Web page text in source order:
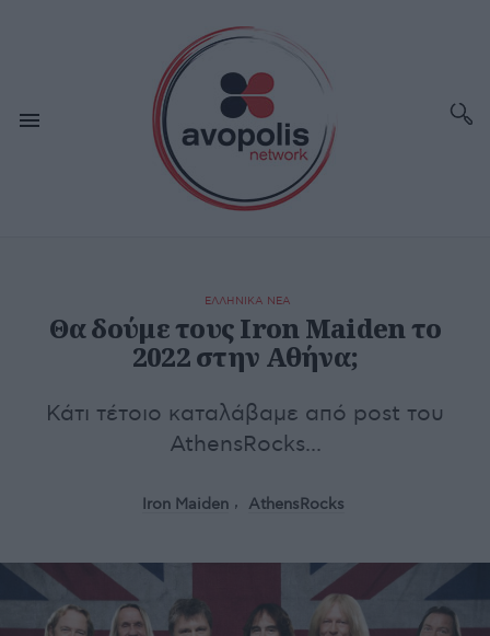
ΕΛΛΗΝΙΚΑ ΝΕΑ
Θα δούμε τους Iron Maiden το
2022 στην Αθήνα;
Κάτι τέτοιο καταλάβαμε από post του
AthensRocks...
Iron Maiden AthensRocks